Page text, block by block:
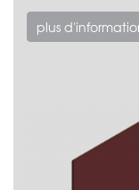
plus